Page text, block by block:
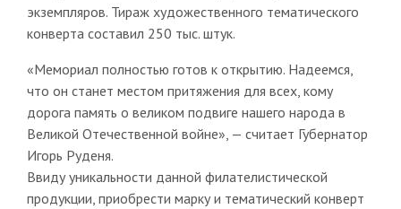
экземпляров. Тираж художественного тематического
конверта составил 250 тыс. штук.
«Мемориал полностью готов к открытию. Надеемся,
что он станет местом притяжения для всех, кому
дорога память о великом подвиге нашего народа в
Великой Отечественной войне», — считает Губернатор
Игорь Руденя.
Ввиду уникальности данной филателистической
продукции, приобрести марку и тематический конверт